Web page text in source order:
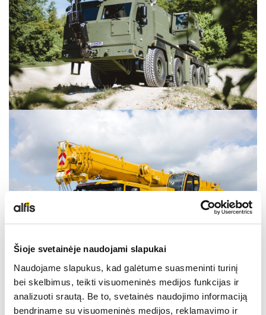
Šioje svetainėje naudojami slapukai
Naudojame slapukus, kad galėtume suasmeninti turinį
bei skelbimus, teikti visuomeninės medijos funkcijas ir
analizuoti srautą. Be to, svetainės naudojimo informaciją
bendriname su visuomeninės medijos, reklamavimo ir